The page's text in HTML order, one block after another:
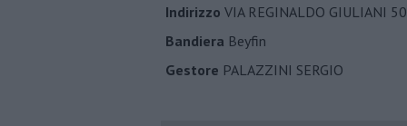
Indirizzo VIA REGINALDO GIULIANI
Bandiera Beyfin
Gestore PALAZZINI SERGIO